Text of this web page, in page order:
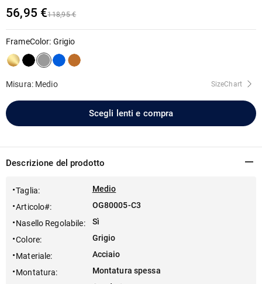
56,95 €118,95 €
FrameColor: Grigio
Misura: Medio SizeChart
Scegli lenti e compra
Descrizione del prodotto
Taglia:
Medio
Articolo#:
OG80005-C3
Nasello Regolabile:
Sì
Colore:
Grigio
Materiale:
Acciaio
Montatura:
Montatura spessa